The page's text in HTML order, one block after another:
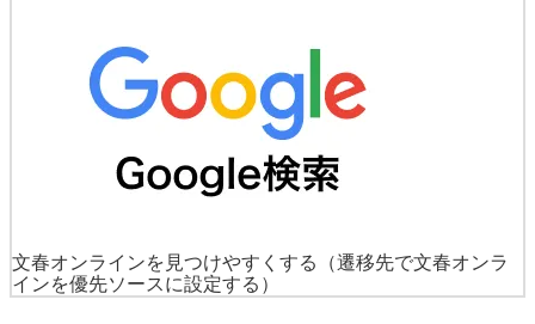
文春オンラインを見つけやすくする
（遷移先で文春オンラ
インを優先ソースに設定する）